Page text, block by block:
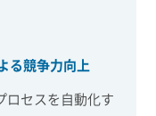
る競争力向上
セスを自動化す